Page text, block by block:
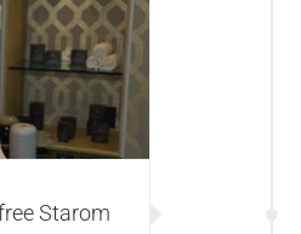
nakon reči
Starom